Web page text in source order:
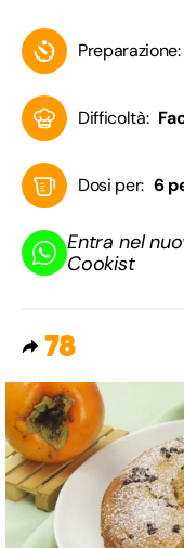
Preparazione:
Difficoltà:
Dosi per: 6
Entra nel
Cookist
78